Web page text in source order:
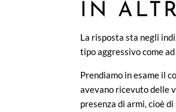
IN
La risposta sta negli
tipo aggressivo come
Prendiamo in esame il
avevano ricevuto delle
presenza di armi, cioè